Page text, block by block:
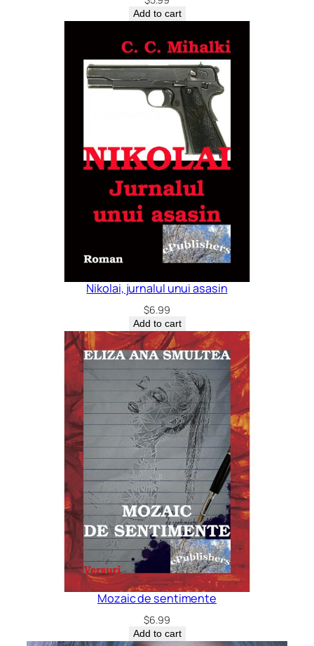
Add to cart
Nikolai, jurnalul unui asasin
$6.99
Add to cart
Mozaic de sentimente
$6.99
Add to cart